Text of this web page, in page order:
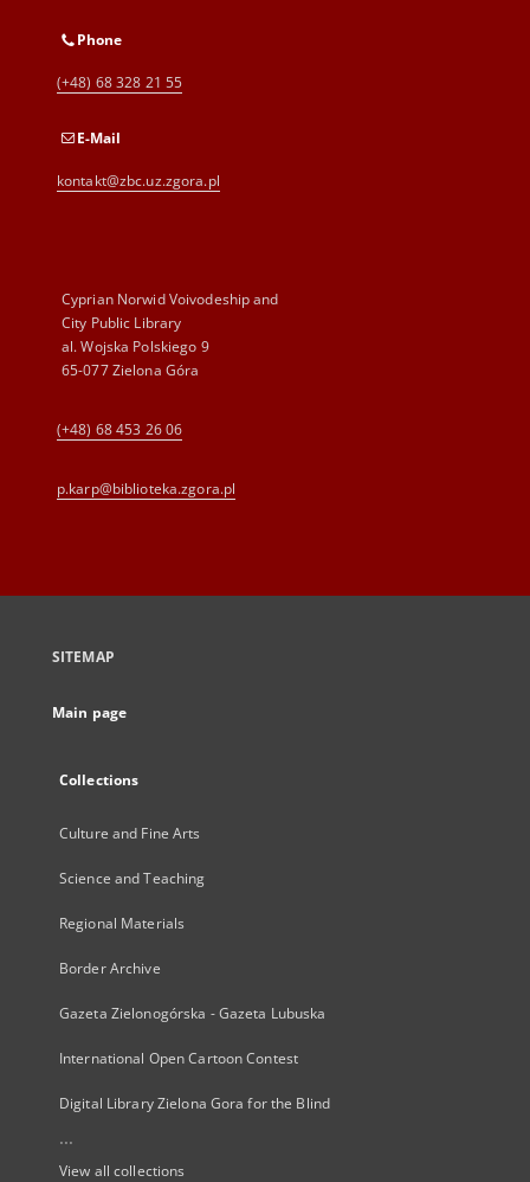
Phone
(+48) 68 328 21 55
E-Mail
kontakt@zbc.uz.zgora.pl
Cyprian Norwid Voivodeship and
City Public Library
al. Wojska Polskiego 9
65-077 Zielona Góra
(+48) 68 453 26 06
p.karp@biblioteka.zgora.pl
SITEMAP
Main page
Collections
Culture and Fine Arts
Science and Teaching
Regional Materials
Border Archive
Gazeta Zielonogórska - Gazeta Lubuska
International Open Cartoon Contest
Digital Library Zielona Gora for the Blind
...
View all collections